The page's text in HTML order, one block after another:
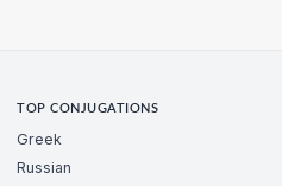
TOP CONJUGATIONS
Greek
Russian